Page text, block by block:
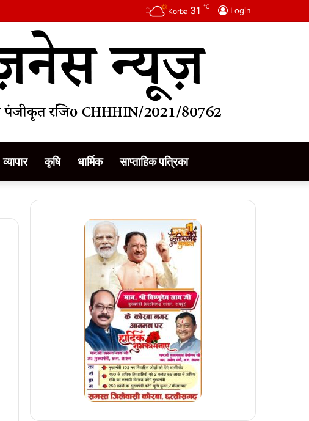
Login
Korba 31 ℃
व्यापार कृषि धार्मिक साप्ताहिक पत्रिका